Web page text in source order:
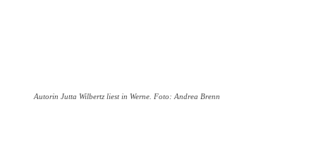
Autorin Jutta Wilbertz liest in Werne. Foto: Andrea Brenn